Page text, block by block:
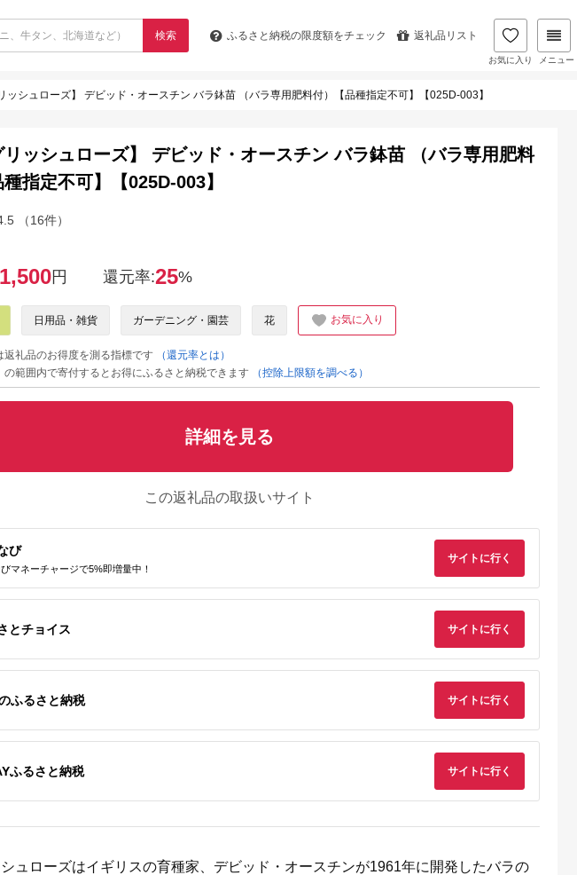
検索 ふるさと納税の限度額をチェック 返礼品リスト
お気に入り メニュー
ッシュローズ】 デビッド・オースチン バラ鉢苗 （バラ専用肥料付）【品種指定不可】【025D-003】
出典：ふるさとチョイ
胡蝶蘭 黄色 ２本立
出典：ふるさとチョイ
【選べるセット】2タ
出典：ふるさとチョイ
プリザーブドフラワー
出典：楽天ふるさと納
【ふるさと納税】過去
出典：ふるさとチョ
■沖永良部島で大切に
リッシュローズ】 デビッド・オースチン バラ鉢苗 （バラ専用肥料
指定不可】【025D-003】
（16件）
円 還元率:25%
日用品・雑貨 ガーデニング・園芸 花 お気に入り
礼品のお得度を測る指標です
（還元率とは）
範囲内で寄付するとお得にふるさと納税できます
（控除上限額を調べる）
詳細を見る
この返礼品の取扱いサイト
び
マネーチャージで5%即増量中！
サイトに行く
とチョイス サイトに行く
ふるさと納税 サイトに行く
ふるさと納税 サイトに行く
ュローズはイギリスの育種家、デビッド・オースチンが1961年に開発したバラの